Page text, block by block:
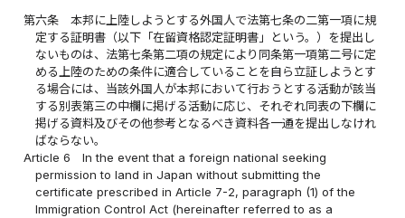
第六条
本邦に上陸しようとする外国人で法第七条の二第一項に規
定する証明書（以下「在留資格認定証明書」という。）を提出し
ないものは、法第七条第二項の規定により同条第一項第二号に定
める上陸のための条件に適合していることを自ら立証しようとす
る場合には、当該外国人が本邦において行おうとする活動が該当
する別表第三の中欄に掲げる活動に応じ、それぞれ同表の下欄に
掲げる資料及びその他参考となるべき資料各一通を提出しなけれ
ばならない。
Article 6
In the event that a foreign national seeking
permission to land in Japan without submitting the
certificate prescribed in Article 7-2, paragraph (1) of the
Immigration Control Act (hereinafter referred to as a